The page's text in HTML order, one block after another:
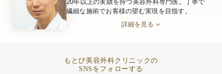
繊細な施術でお客様の望む実現を目指す。
詳細を見る
もとび美容外科クリニックの
SNSをフォローする